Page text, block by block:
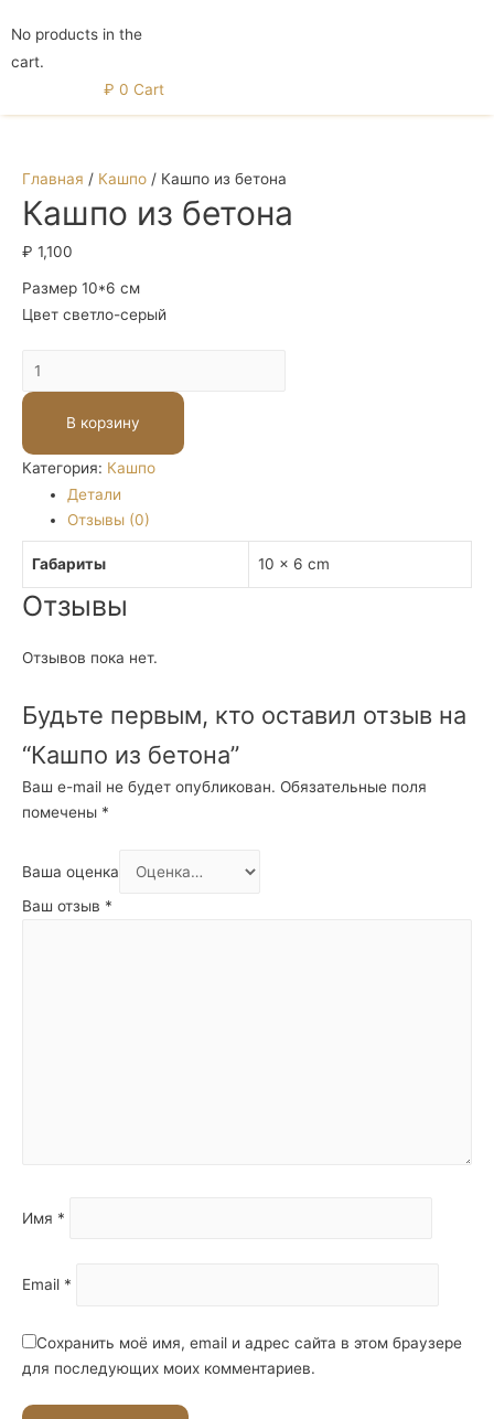
No products in the
cart.
₽ 0 Cart
Главная / Кашпо / Кашпо из бетона
Кашпо из бетона
₽ 1,100
Размер 10*6 см
Цвет светло-серый
Количество
Кашпо
бетона
В корзину
Категория: Кашпо
Детали
Отзывы (0)
Габариты 10 × 6 cm
Отзывы
Отзывов пока нет.
Будьте первым, кто оставил отзыв на
“Кашпо из бетона”
Ваш e-mail не будет опубликован. Обязательные поля
помечены *
Ваша оценка
Ваш отзыв *
Имя *
Email *
Сохранить моё имя, email и адрес сайта в этом браузере
для последующих моих комментариев.